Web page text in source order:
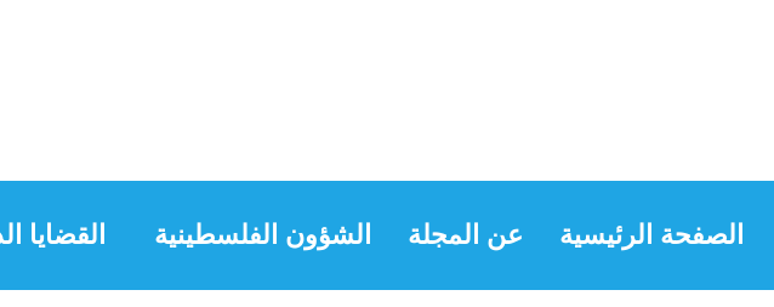
الصفحة الرئيسية عن المجلة الشؤون الفلسطينية القضايا